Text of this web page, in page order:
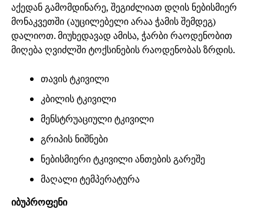
აქედან გამომდინარე, შეგიძლიათ დღის ნებისმიერ
მონაკვეთში (აუცილებელი არაა ჭამის შემდეგ)
დალიოთ. მიუხედავად ამისა, ჭარბი რაოდენობით
მიღება ღვიძლში ტოქსინების რაოდენობას ზრდის.
თავის ტკივილი
კბილის ტკივილი
მენსტრუაციული ტკივილი
გრიპის ნიშნები
ნებისმიერი ტკივილი ანთების გარეშე
მაღალი ტემპერატურა
იბუპროფენი